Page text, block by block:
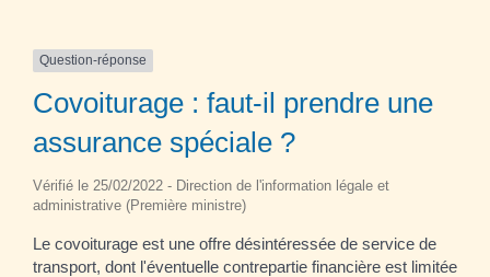
Question-réponse
Covoiturage : faut-il prendre une
assurance spéciale ?
Vérifié le 25/02/2022 - Direction de l'information légale et
administrative (Première ministre)
Le covoiturage est une offre désintéressée de service de
transport, dont l'éventuelle contrepartie financière est limitée